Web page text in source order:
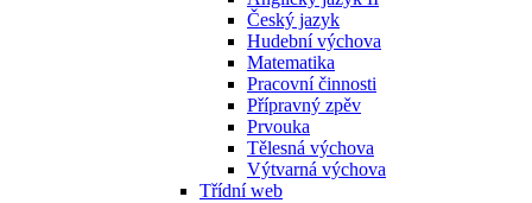
Český jazyk
Hudební výchova
Matematika
Pracovní činnosti
Přípravný zpěv
Prvouka
Tělesná výchova
Výtvarná výchova
Třídní web